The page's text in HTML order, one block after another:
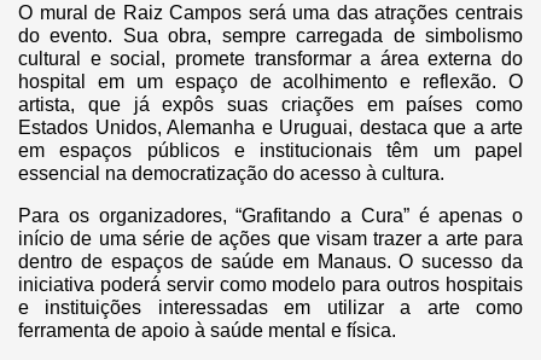
O mural de Raiz Campos será uma das atrações centrais
do evento. Sua obra, sempre carregada de simbolismo
cultural e social, promete transformar a área externa do
hospital em um espaço de acolhimento e reflexão. O
artista, que já expôs suas criações em países como
Estados Unidos, Alemanha e Uruguai, destaca que a arte
em espaços públicos e institucionais têm um papel
essencial na democratização do acesso à cultura.
Para os organizadores, “Grafitando a Cura” é apenas o
início de uma série de ações que visam trazer a arte para
dentro de espaços de saúde em Manaus. O sucesso da
iniciativa poderá servir como modelo para outros hospitais
e instituições interessadas em utilizar a arte como
ferramenta de apoio à saúde mental e física.